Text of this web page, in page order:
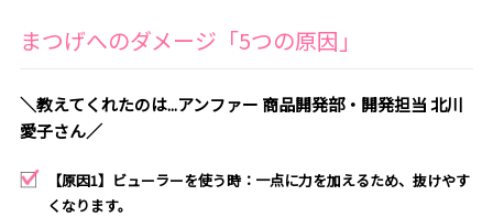
まつげへのダメージ「5つの原因」
＼教えてくれたのは...アンファー 商品開発部・開発担当 北川
愛子さん／
【原因1】ビューラーを使う時：一点に力を加えるため、抜けやす
くなります。